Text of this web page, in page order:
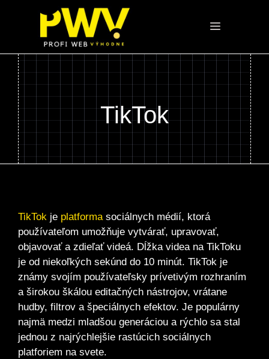
Menu
TikTok
TikTok je platformasociálnych médií, ktorá
používateľom umožňuje vytvárať, upravovať,
objavovať a zdieľať videá. Dĺžka videa na TikToku
je od niekoľkých sekúnd do 10 minút. TikTok je
známy svojím používateľsky prívetivým rozhraním
a širokou škálou editačných nástrojov, vrátane
hudby, filtrov a špeciálnych efektov. Je populárny
najmä medzi mladšou generáciou a rýchlo sa stal
jednou z najrýchlejšie rastúcich sociálnych
platforiem na svete.